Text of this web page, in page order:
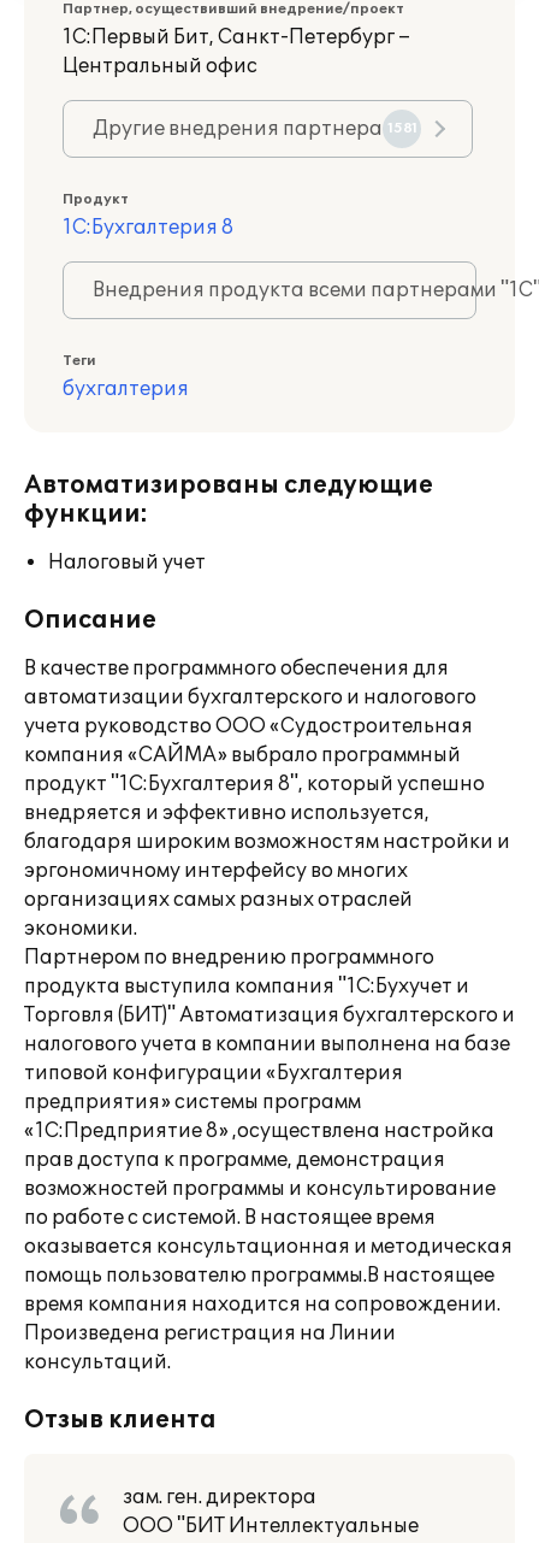
Партнер, осуществивший внедрение/проект
1С:Первый Бит, Санкт-Петербург –
Центральный офис
Другие внедрения партнера 1581
Продукт
1С:Бухгалтерия 8
Внедрения продукта всеми партнерами
Теги
бухгалтерия
Автоматизированы следующие
функции:
Налоговый учет
Описание
В качестве программного обеспечения для
автоматизации бухгалтерского и налогового
учета руководство ООО «Судостроительная
компания «САЙМА» выбрало программный
продукт "1С:Бухгалтерия 8", который успешно
внедряется и эффективно используется,
благодаря широким возможностям настройки и
эргономичному интерфейсу во многих
организациях самых разных отраслей
экономики.
Партнером по внедрению программного
продукта выступила компания "1С:Бухучет и
Торговля (БИТ)" Автоматизация бухгалтерского и
налогового учета в компании выполнена на базе
типовой конфигурации «Бухгалтерия
предприятия» системы программ
«1С:Предприятие 8» ,осуществлена настройка
прав доступа к программе, демонстрация
возможностей программы и консультирование
по работе с системой. В настоящее время
оказывается консультационная и методическая
помощь пользователю программы.В настоящее
время компания находится на сопровождении.
Произведена регистрация на Линии
консультаций.
Отзыв клиента
зам. ген. директора
ООО "БИТ Интеллектуальные